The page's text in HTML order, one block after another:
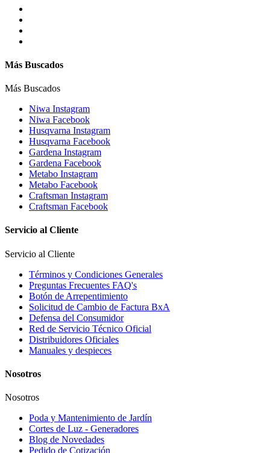
Más Buscados
Más Buscados
Niwa Instagram
Niwa Facebook
Husqvarna Instagram
Husqvarna Facebook
Gardena Instagram
Gardena Facebook
Metabo Instagram
Metabo Facebook
Craftsman Instagram
Craftsman Facebook
Servicio al Cliente
Servicio al Cliente
Términos y Condiciones Generales
Preguntas Frecuentes FAQ's
Botón de Arrepentimiento
Solicitud de Cambio de Factura BxA
Defensa del Consumidor
Red de Servicio Técnico Oficial
Distribuidores Oficiales
Manuales y despieces
Nosotros
Nosotros
Poda y Mantenimiento de Jardín
Cortes de Luz - Generadores
Blog de Novedades
Pedido de Cotización